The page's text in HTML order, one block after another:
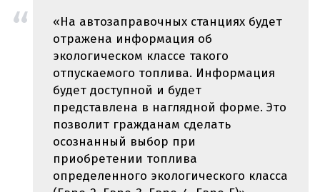
«На автозаправочных станциях будет
отражена информация об
экологическом классе такого
отпускаемого топлива. Информация
будет доступной и будет
представлена в наглядной форме. Это
позволит гражданам сделать
осознанный выбор при
приобретении топлива
определенного экологического класса